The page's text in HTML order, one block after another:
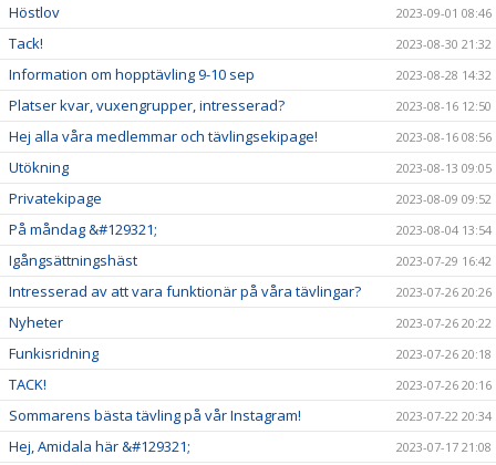
Höstlov 2023-09-01 08:46
Tack! 2023-08-30 21:32
Information om hopptävling 9-10 sep 2023-08-28 14:32
Platser kvar, vuxengrupper, intresserad? 2023-08-16 12:50
Hej alla våra medlemmar och tävlingsekipage! 2023-08-16 08:56
Utökning 2023-08-13 09:05
Privatekipage 2023-08-09 09:52
På måndag &#129321; 2023-08-04 13:54
Igångsättningshäst 2023-07-29 16:42
Intresserad av att vara funktionär på våra tävlingar? 2023-07-26 20:26
Nyheter 2023-07-26 20:22
Funkisridning 2023-07-26 20:18
TACK! 2023-07-26 20:16
Sommarens bästa tävling på vår Instagram! 2023-07-22 20:34
Hej, Amidala här &#129321; 2023-07-17 21:08